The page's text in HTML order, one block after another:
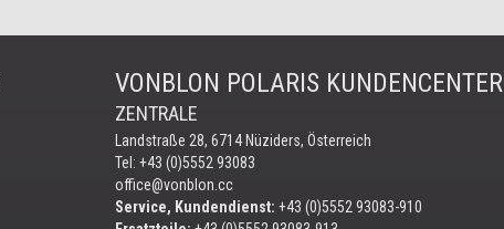
VONBLON POLARIS KUNDENCENTER
ZENTRALE
Landstraße 28, 6714 Nüziders, Österreich
Tel: +43 (0)5552 93083
office@vonblon.cc
Service, Kundendienst: +43 (0)5552 93083-910